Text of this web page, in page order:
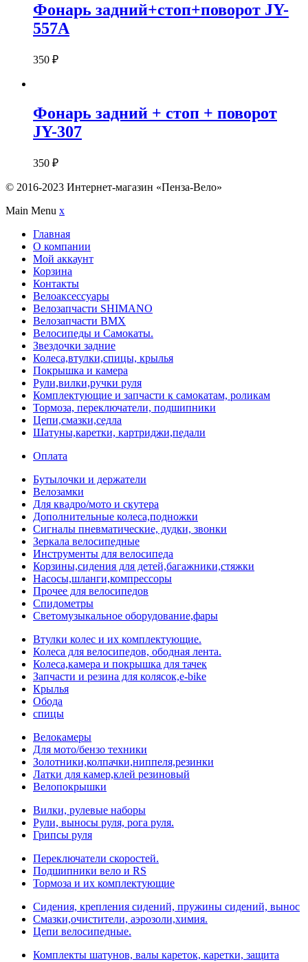
Фонарь задний+стоп+поворот JY-
557А
350 ₽
Фонарь задний + стоп + поворот
JY-307
350 ₽
© 2016-2023 Интернет-магазин «Пенза-Вело»
Main Menu x
Главная
О компании
Мой аккаунт
Корзина
Контакты
Велоаксессуары
Велозапчасти SHIMANO
Велозапчасти BMX
Велосипеды и Самокаты.
Звездочки задние
Колеса,втулки,спицы, крылья
Покрышка и камера
Рули,вилки,ручки руля
Комплектующие и запчасти к самокатам, роликам
Тормоза, переключатели, подшипники
Цепи,смазки,седла
Шатуны,каретки, картриджи,педали
Оплата
Бутылочки и держатели
Велозамки
Для квадро/мото и скутера
Дополнительные колеса,подножки
Сигналы пневматические, дудки, звонки
Зеркала велосипедные
Инструменты для велосипеда
Корзины,сидения для детей,багажники,стяжки
Насосы,шланги,компрессоры
Прочее для велосипедов
Спидометры
Светомузыкальное оборудование,фары
Втулки колес и их комплектующие.
Колеса для велосипедов, ободная лента.
Колеса,камера и покрышка для тачек
Запчасти и резина для колясок,e-bike
Крылья
Обода
спицы
Велокамеры
Для мото/бензо техники
Золотники,колпачки,ниппеля,резинки
Латки для камер,клей резиновый
Велопокрышки
Вилки, рулевые наборы
Рули, выносы руля, рога руля.
Грипсы руля
Переключатели скоростей.
Подшипники вело и RS
Тормоза и их комплектующие
Сидения, крепления сидений, пружины сидений, вынос
Смазки,очистители, аэрозоли,химия.
Цепи велосипедные.
Комплекты шатунов, валы кареток, каретки, защита